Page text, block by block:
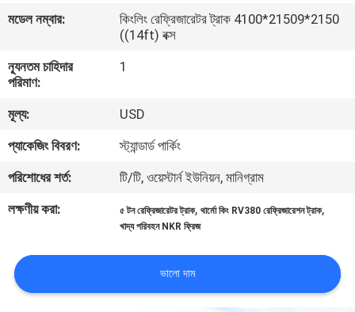
পরিদর্শন
গুণমান
নিয়ন্ত্রণ
আমাদের
সাথে
যোগাযোগ
খবর
মডেল নম্বার:
কিংলিং রেফ্রিজারেটর ট্রাক 4100*21509*2150
((14ft) বক্স
ন্যূনতম চাহিদার
পরিমাণ:
1
মূল্য:
USD
প্যাকেজিং বিবরণ:
স্ট্যান্ডার্ড পার্কিং
পরিশোধের শর্ত:
টি/টি, ওয়েস্টার্ন ইউনিয়ন, মানিগ্রাম
লক্ষণীয় করা:
৫ টন রেফ্রিজারেটর ট্রাক,থার্মো কিং RV380 রেফ্রিজারেশন ট্রাক,
খাদ্য পরিবহন NKR ফ্রিজ
ভালো দাম